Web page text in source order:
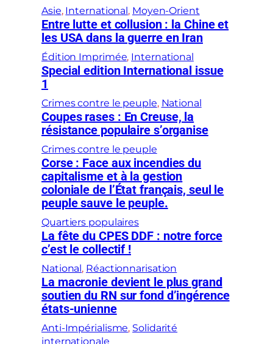
Asie, International , Moyen-Orient
Entre lutte et collusion : la Chine et
les USA dans la guerre en Iran
Édition Imprimée, International
Special edition International issue
1
Crimes contre le peuple, National
Coupes rases : En Creuse, la
résistance populaire s’organise
Crimes contre le peuple
Corse : Face aux incendies du
capitalisme et à la gestion
coloniale de l’État français, seul le
peuple sauve le peuple.
Quartiers populaires
La fête du CPES DDF : notre force
c’est le collectif !
National , Réactionnarisation
La macronie devient le plus grand
soutien du RN sur fond d’ingérence
états-unienne
Anti-Impérialisme, Solidarité
internationale